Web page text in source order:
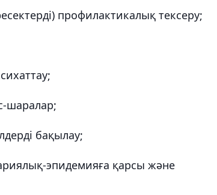
профилактикалық тексеру;
шаралар;
бақылау;
эпидемияға қарсы және